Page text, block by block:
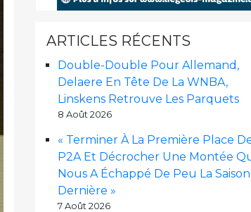
ARTICLES RÉCENTS
Double-Double Pour Allemand,
Delaere En Tête De La WNBA,
Linskens Retrouve Les Parquets
8 Août 2026
« Terminer À La Première Place
P2A Et Décrocher Une Montée
Nous A Échappé De Peu La Saison
Dernière »
7 Août 2026